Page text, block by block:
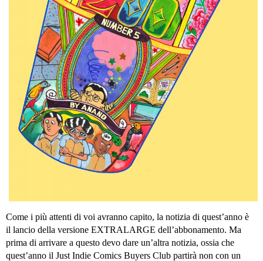
Come i più attenti di voi avranno capito, la notizia di quest’anno è
il lancio della versione EXTRALARGE dell’abbonamento. Ma
prima di arrivare a questo devo dare un’altra notizia, ossia che
quest’anno il Just Indie Comics Buyers Club partirà non con un